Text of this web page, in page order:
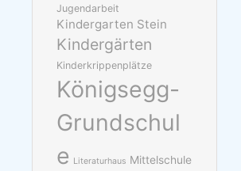
Jugendarbeit
Kindergarten Stein
Kindergärten
Kinderkrippenplätze
Königsegg-
Grundschul
e Literaturhaus Mittelschule